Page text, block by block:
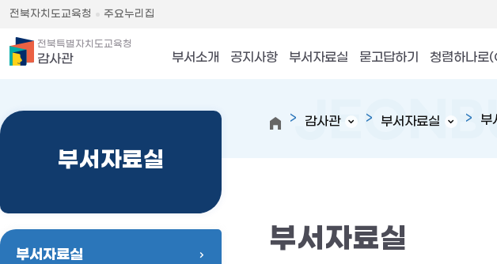
전북자치도교육청 주요누리집
전북특별자치도교육청
감사관 부서소개 공지사항 부서자료실 묻고답하기 청렴하나로
부서자료실
부서자료실
감사관 부서자료실 부
부서자료실